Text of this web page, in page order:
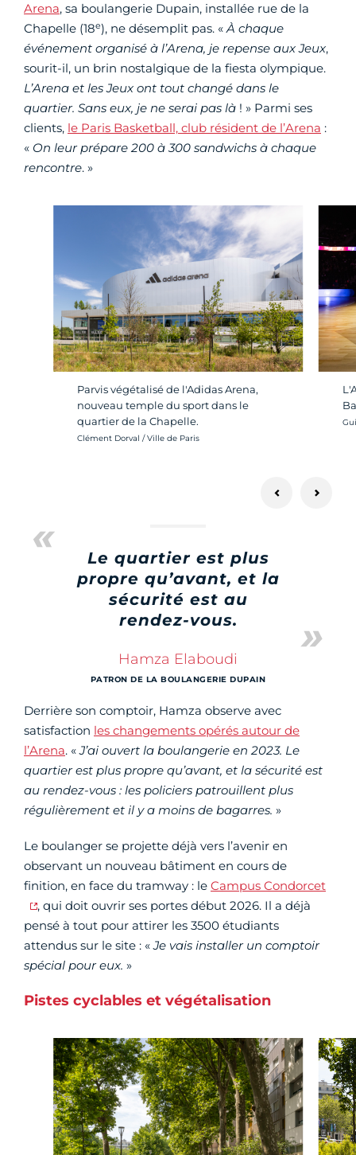
Arena, sa boulangerie Dupain, installée rue de la
Chapelle (18e), ne désemplit pas. «À chaque
événement organisé à l’Arena, je repense aux Jeux,
sourit-il, un brin nostalgique de la fiesta olympique.
L’Arena et les Jeux ont tout changé dans le
quartier. Sans eux, je ne serai pas là ! » Parmi ses
clients, le Paris Basketball, club résident de l’Arena :
« On leur prépare 200 à 300 sandwichs à chaque
rencontre. »
Parvis végétalisé de l'Adidas Arena,
nouveau temple du sport dans le
quartier de la Chapelle.
Crédit photo :
Clément Dorval / Ville de Paris
Le quartier est plus
propre qu’avant, et la
sécurité est au
rendez-vous.
Hamza Elaboudi
PATRON DE LA BOULANGERIE DUPAIN
Derrière son comptoir, Hamza observe avec
satisfaction les changements opérés autour de
l’Arena. «J’ai ouvert la boulangerie en 2023. Le
quartier est plus propre qu’avant, et la sécurité est
au rendez-vous : les policiers patrouillent plus
régulièrement et il y a moins de bagarres. »
Le boulanger se projette déjà vers l’avenir en
observant un nouveau bâtiment en cours de
finition, en face du tramway : le Campus Condorcet
, qui doit ouvrir ses portes début 2026. Il a déjà
pensé à tout pour attirer les 3500 étudiants
attendus sur le site : «Je vais installer un comptoir
spécial pour eux. »
Pistes cyclables et végétalisation